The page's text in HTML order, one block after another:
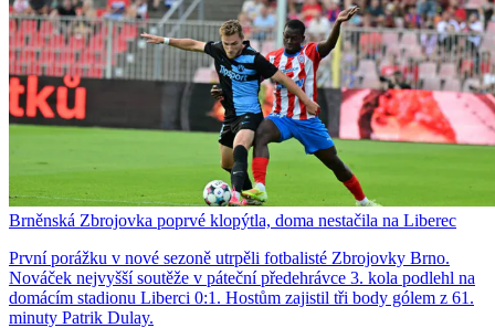
Brněnská Zbrojovka poprvé klopýtla, doma nestačila na Liberec
První porážku v nové sezoně utrpěli fotbalisté Zbrojovky Brno.
Nováček nejvyšší soutěže v páteční předehrávce 3. kola podlehl na
domácím stadionu Liberci 0:1. Hostům zajistil tři body gólem z 61.
minuty Patrik Dulay.